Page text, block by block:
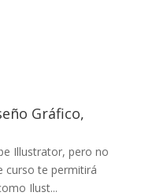
Gráfico,
Illustrator, pero no
curso te permitirá
Ilust...